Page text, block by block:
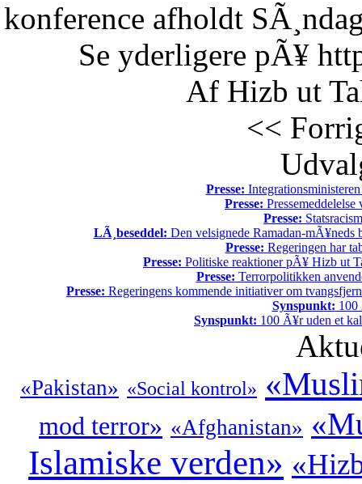
konference afholdt
Se yderligere pÃ¥
Af Hizb ut
<<
Presse:
Presse:
Presse:
LÃ¸beseddel: Den velsignede Ramadan-mÃ¥neds
Presse: Regeringen har
Presse: Politiske reaktioner pÃ¥ Hizb ut
Presse: Terrorpolitikken
Presse: Regeringens kommende initiativer om
Synspunkt: 100
Synspunkt: 100 Ã¥r uden et
«Pakistan» «Social kontrol»
mod terror» «Afghanistan»
Islamiske verden»